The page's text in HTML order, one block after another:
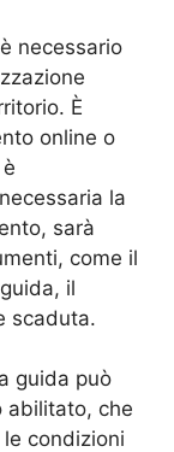
necessario
È
online o
la
sarà
come il
il
scaduta.
guida può
abilitato, che
condizioni